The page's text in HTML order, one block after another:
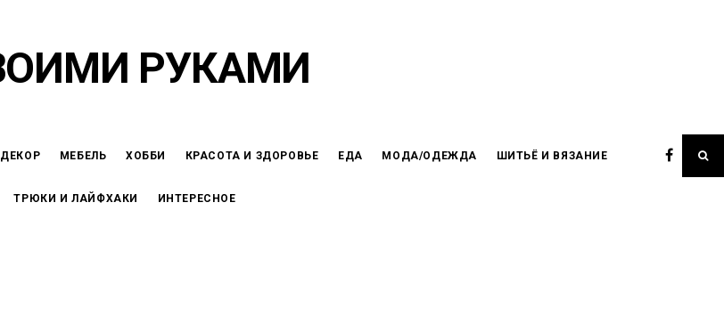
ДЕКОР МЕБЕЛЬ ХОББИ КРАСОТА И ЗДОРОВЬЕ ЕДА МОДА/ОДЕЖДА ШИТЬЁ И ВЯЗАНИЕ
ТРЮКИ И ЛАЙФХАКИ ИНТЕРЕСНОЕ